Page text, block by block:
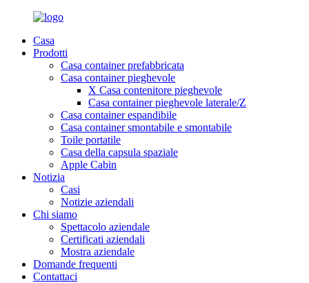
Casa
Prodotti
Casa container prefabbricata
Casa container pieghevole
X Casa contenitore pieghevole
Casa container pieghevole laterale/Z
Casa container espandibile
Casa container smontabile e smontabile
Toile portatile
Casa della capsula spaziale
Apple Cabin
Notizia
Casi
Notizie aziendali
Chi siamo
Spettacolo aziendale
Certificati aziendali
Mostra aziendale
Domande frequenti
Contattaci